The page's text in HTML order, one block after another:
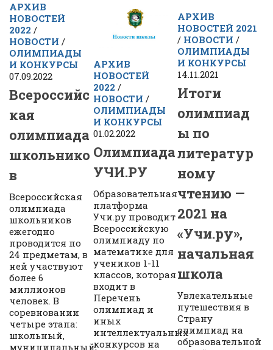
АРХИВ
НОВОСТЕЙ
2022 /
НОВОСТИ /
ОЛИМПИАДЫ
И КОНКУРСЫ
07.09.2022
Всероссийс
кая
олимпиада
школьнико
в
Всероссийская
олимпиада
школьников
ежегодно
проводится по
24 предметам, в
ней участвуют
более 6
миллионов
человек. В
соревновании
четыре этапа:
школьный,
муниципальный,
АРХИВ
НОВОСТЕЙ
2022 /
НОВОСТИ /
ОЛИМПИАДЫ
И КОНКУРСЫ
01.02.2022
Олимпиада
УЧИ.РУ
Образовательная
платформа
Учи.ру проводит
Всероссийскую
олимпиаду по
математике для
учеников 1-11
классов, которая
входит в
Перечень
олимпиад и
иных
интеллектуальных
конкурсов на
АРХИВ
НОВОСТЕЙ 2021
/ НОВОСТИ /
ОЛИМПИАДЫ
И КОНКУРСЫ
14.11.2021
Итоги
олимпиад
ы по
литератур
ному
чтению —
2021 на
«Учи.ру»,
начальная
школа
Увлекательные
путешествия в
Страну
олимпиад на
образовательной